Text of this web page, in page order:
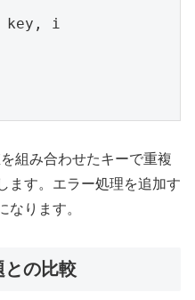
key, i
組み合わせたキーで重複
ます。エラー処理を追加す
なります。
との比較